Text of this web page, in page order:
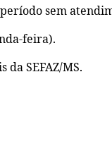
sem
feira).
SEFAZ/MS.